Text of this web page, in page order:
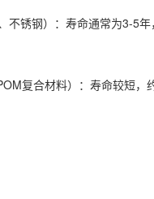
锈钢）：寿命通常为3-5年
复合材料）：寿命较短，